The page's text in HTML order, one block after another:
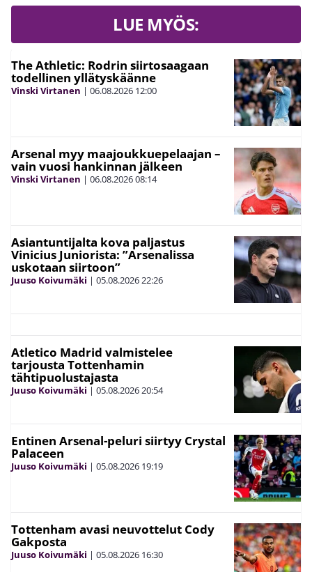
LUE MYÖS:
The Athletic: Rodrin siirtosaagaan
todellinen yllätyskäänne
Vinski Virtanen | 06.08.2026 12:00
Arsenal myy maajoukkuepelaajan –
vain vuosi hankinnan jälkeen
Vinski Virtanen | 06.08.202608:14
Asiantuntijalta kova paljastus
Vinicius Juniorista: ”Arsenalissa
uskotaan siirtoon”
Juuso Koivumäki | 05.08.202622:26
Atletico Madrid valmistelee
tarjousta Tottenhamin
tähtipuolustajasta
Juuso Koivumäki | 05.08.202620:54
Entinen Arsenal-peluri siirtyy Crystal
Palaceen
Juuso Koivumäki | 05.08.2026 19:19
Tottenham avasi neuvottelut Cody
Gakposta
Juuso Koivumäki | 05.08.2026 16:30